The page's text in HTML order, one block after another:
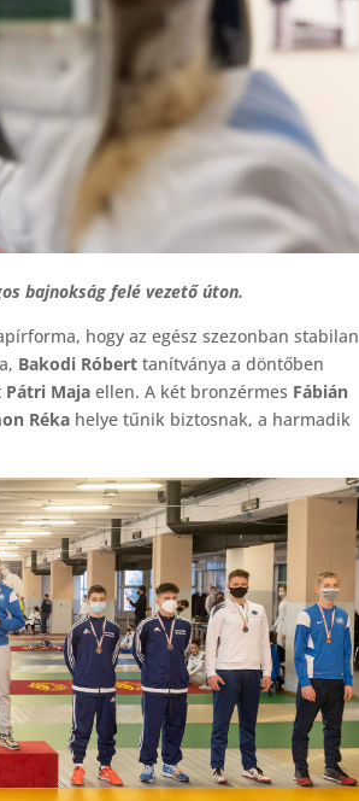
bajnokság felé vezető úton.
hogy az egész szezonban stabilan
Bakodi Róbert tanítványa a döntőben
Pátri Maja ellen. A két bronzérmes Fábián
Réka helye tűnik biztosnak, a harmadik